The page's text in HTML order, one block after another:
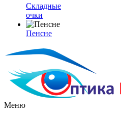
Складные
очки
Пенсне
Меню